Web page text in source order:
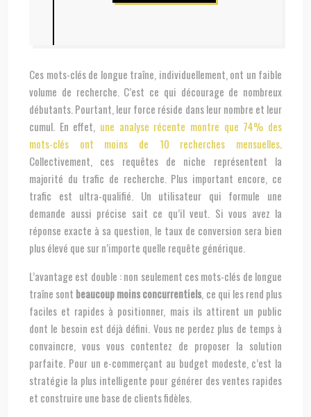
Ces mots-clés de longue traîne, individuellement, ont un faible
volume de recherche. C’est ce qui décourage de nombreux
débutants. Pourtant, leur force réside dans leur nombre et leur
cumul. En effet, une analyse récente montre que 74% des
mots-clés ont moins de 10 recherches mensuelles
Collectivement, ces requêtes de niche représentent la
majorité du trafic de recherche. Plus important encore, ce
trafic est ultra-qualifié. Un utilisateur qui formule une
demande aussi précise sait ce qu’il veut. Si vous avez la
réponse exacte à sa question, le taux de conversion sera bien
plus élevé que sur n’importe quelle requête générique.
L’avantage est double : non seulement ces mots-clés de longue
traîne sont beaucoup moins concurrentiels , ce qui les rend plus
faciles et rapides à positionner, mais ils attirent un public
dont le besoin est déjà défini. Vous ne perdez plus de temps à
convaincre, vous vous contentez de proposer la solution
parfaite. Pour un e-commerçant au budget modeste, c’est la
stratégie la plus intelligente pour générer des ventes rapides
et construire une base de clients fidèles.